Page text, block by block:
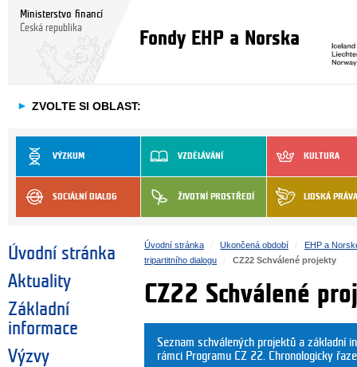
Ministerstvo financí
Česká republika
Fondy EHP a Norska
► ZVOLTE SI OBLAST:
VÝZKUM VZDĚLÁVÁNÍ KULTURA
SOCIÁLNÍ DIALOG ŽIVOTNÍ PROSTŘEDÍ LIDSKÁ PRÁVA
Úvodní stránka
Aktuality
Základní
informace
Výzvy
Úvodní stránka Ukončená období
EHP a
tripartitního dialogu
CZ22 Schválené projekty
CZ22 Schválené
Seznam schválených projektů a základní
rámci Programu CZ 22. Chronologicky